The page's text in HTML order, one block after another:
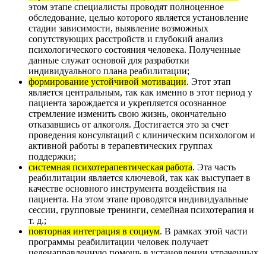
этом этапе специалисты проводят полноценное
обследование, целью которого является установление
стадии зависимости, выявление возможных
сопутствующих расстройств и глубокий анализ
психологического состояния человека. Полученные
данные служат основой для разработки
индивидуального плана реабилитации;
формирование устойчивой мотивации. Этот этап
является центральным, так как именно в этот период у
пациента зарождается и укрепляется осознанное
стремление изменить свою жизнь, окончательно
отказавшись от алкоголя. Достигается это за счет
проведения консультаций с клиническим психологом и
активной работы в терапевтических группах
поддержки;
системная психотерапевтическая работа. Эта часть
реабилитации является ключевой, так как выступает в
качестве основного инструмента воздействия на
пациента. На этом этапе проводятся индивидуальные
сессии, групповые тренинги, семейная психотерапия и
т. д.;
повторная интеграция в социум. В рамках этой части
программы реабилитации человек получает